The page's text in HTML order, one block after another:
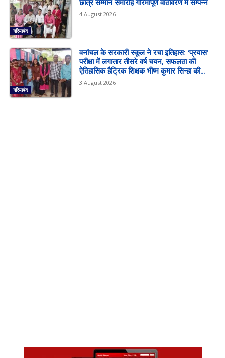
गरियाबंद
छात्र सम्मान समारोह गरिमापूर्ण वातावरण में सम्पन्न
4 August 2026
गरियाबंद
वनांचल के सरकारी स्कूल ने रचा इतिहास: ‘प्रयास’
परीक्षा में लगातार तीसरे वर्ष चयन, सफलता की
ऐतिहासिक हैट्रिक शिक्षक भीष्म कुमार सिन्हा की...
3 August 2026